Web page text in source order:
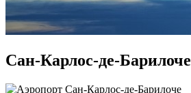
Сан-Карлос-де-Барилоче